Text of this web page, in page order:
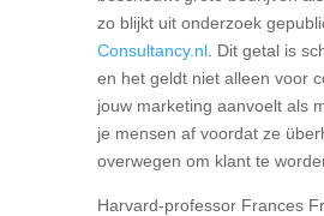
zo blijkt uit onderzoek
Consultancy.nl. Dit getal is
en het geldt niet alleen voor
jouw marketing aanvoelt als
je mensen af voordat ze
overwegen om klant te
Harvard-professor Frances